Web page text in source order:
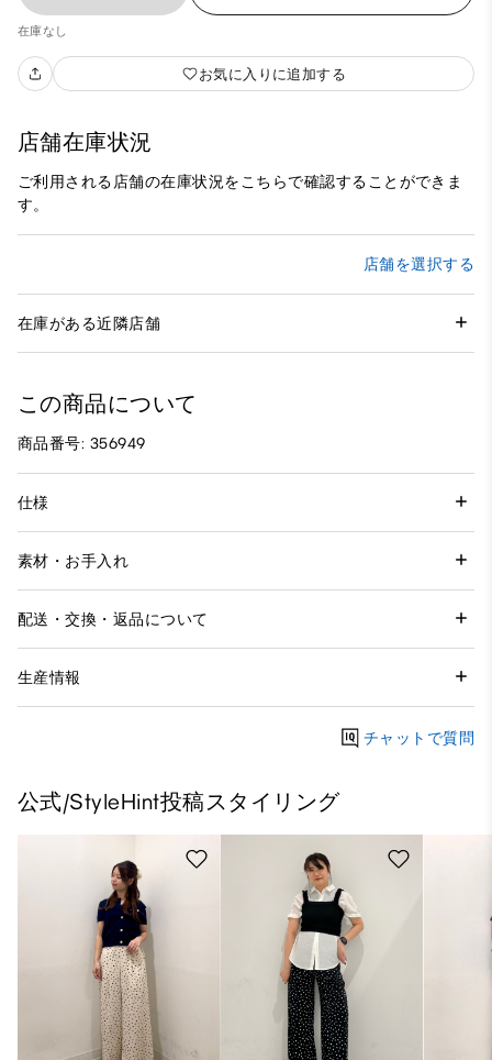
在庫なし
お気に入りに追加する
店舗在庫状況
ご利用される店舗の在庫状況をこちらで確認することができま
す。
店舗を選択する
在庫がある近隣店舗
この商品について
商品番号: 356949
仕様
素材・お手入れ
配送・交換・返品について
生産情報
チャットで質問
公式/StyleHint投稿スタイリング